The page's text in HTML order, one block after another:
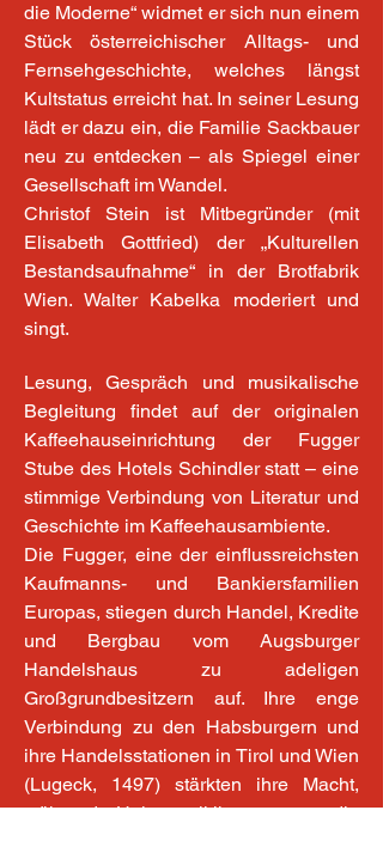
die Moderne“ widmet er sich nun einem
Stück österreichischer Alltags- und
Fernsehgeschichte, welches längst
Kultstatus erreicht hat. In seiner Lesung
lädt er dazu ein, die Familie Sackbauer
neu zu entdecken – als Spiegel einer
Gesellschaft im Wandel.
Christof Stein ist Mitbegründer (mit
Elisabeth Gottfried) der „Kulturellen
Bestandsaufnahme“ in der Brotfabrik
Wien. Walter Kabelka moderiert und
singt.
Lesung, Gespräch und musikalische
Begleitung findet auf der originalen
Kaffeehauseinrichtung der Fugger
Stube des Hotels Schindler statt – eine
stimmige Verbindung von Literatur und
Geschichte im Kaffeehausambiente.
Die Fugger, eine der einflussreichsten
Kaufmanns- und Bankiersfamilien
Europas, stiegen durch Handel, Kredite
und Bergbau vom Augsburger
Handelshaus zu adeligen
Großgrundbesitzern auf. Ihre enge
Verbindung zu den Habsburgern und
ihre Handelsstationen in Tirol und Wien
(Lugeck, 1497) stärkten ihre Macht,
während Heiratspolitik – etwa die